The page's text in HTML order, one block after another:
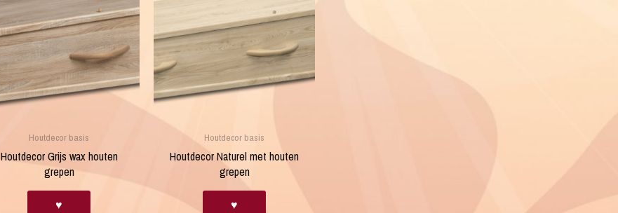
Houtdecor basis
Houtdecor Grijs wax houten
grepen
♥
Houtdecor basis
Houtdecor Naturel met houten
grepen
♥